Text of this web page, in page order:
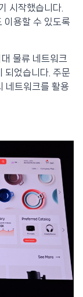
시작했습니다.
용할 수 있도록
물류 네트워크
되었습니다. 주문
네트워크를 활용